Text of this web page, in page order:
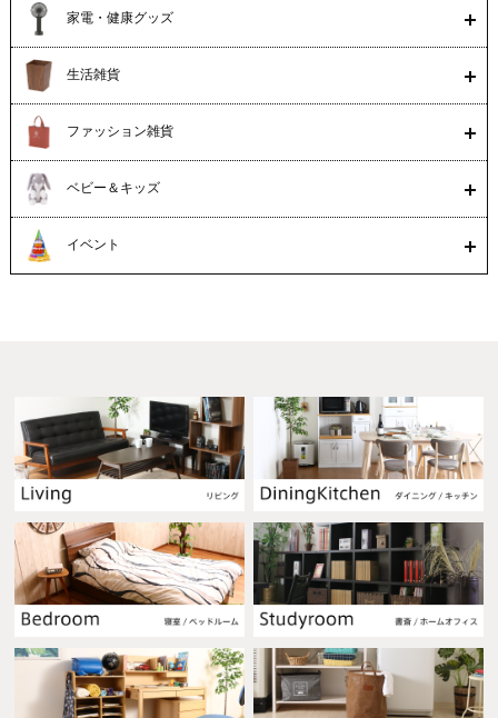
家電・健康グッズ
生活雑貨
ファッション雑貨
ベビー＆キッズ
イベント